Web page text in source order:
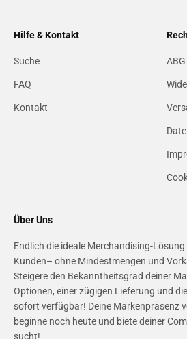
Hilfe & Kontakt
Suche
FAQ
Kontakt
ABG
Über Uns
Endlich die ideale Merchandising-
Kunden– ohne Mindestmengen und
Steigere den Bekanntheitsgrad deiner
Optionen, einer zügigen Lieferung und
sofort verfügbar! Deine Markenpräsenz
beginne noch heute und biete deiner
sucht!